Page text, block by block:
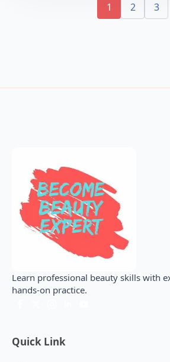
1 2 3
Learn professional beauty skills with
hands-on practice.
Quick Link